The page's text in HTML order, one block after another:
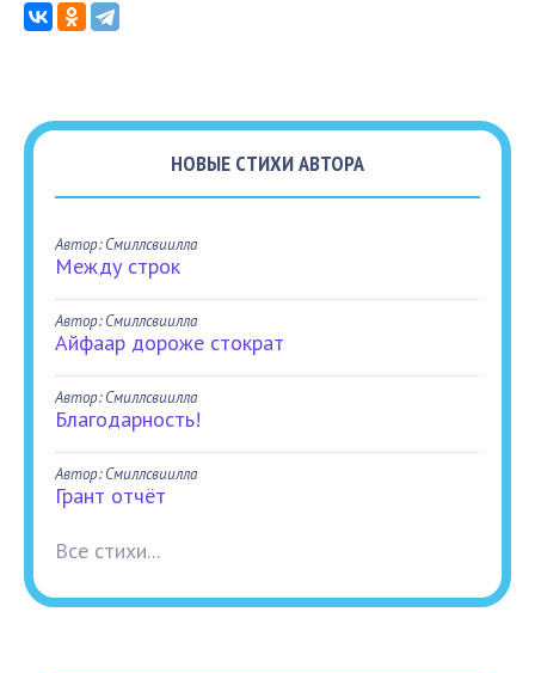
НОВЫЕ СТИХИ АВТОРА
Автор: Смиллсвиилла
Между строк
Автор: Смиллсвиилла
Айфаар дороже стократ
Автор: Смиллсвиилла
Благодарность!
Автор: Смиллсвиилла
Грант отчёт
Все стихи...